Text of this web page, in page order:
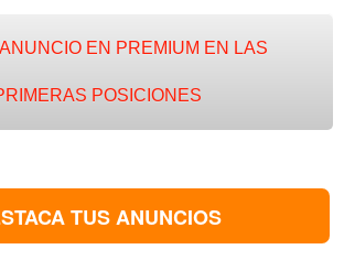
EN PREMIUM EN LAS
POSICIONES
TUS ANUNCIOS